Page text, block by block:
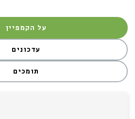
על הקמפיין
עדכונים
תומכים